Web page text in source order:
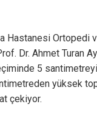
Hastanesi Ortopedi
Dr. Ahmet Turan
5
yüksek
çekiyor.